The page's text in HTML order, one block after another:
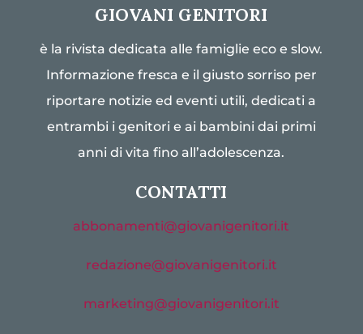
GIOVANI GENITORI
è la rivista dedicata alle famiglie eco e slow.
Informazione fresca e il giusto sorriso per
riportare notizie ed eventi utili, dedicati a
entrambi i genitori e ai bambini dai primi
anni di vita fino all’adolescenza.
CONTATTI
abbonamenti@giovanigenitori.it
redazione@giovanigenitori.it
marketing@giovanigenitori.it